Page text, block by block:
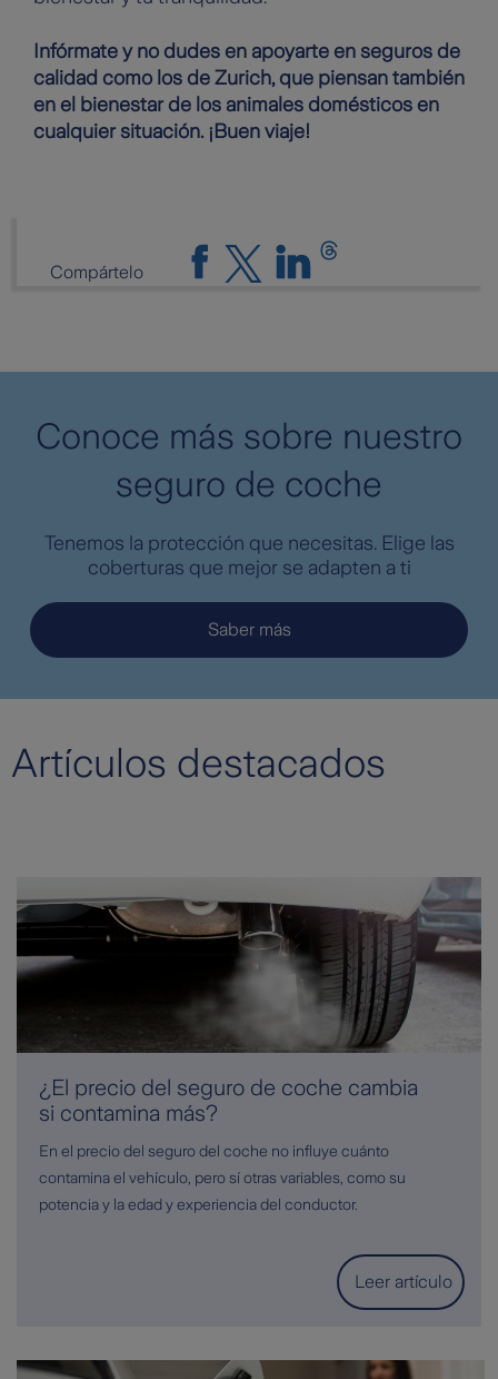
Infórmate y no dudes en apoyarte en seguros de
calidad como los de Zurich, que piensan también
en el bienestar de los animales domésticos en
cualquier situación. ¡Buen viaje!
Compártelo
Conoce más sobre nuestro
seguro de coche
Tenemos la protección que necesitas. Elige las
coberturas que mejor se adapten a ti
Saber más
Artículos destacados
¿El precio del seguro de coche cambia
si contamina más?
En el precio del seguro del coche no influye cuánto
contamina el vehículo, pero sí otras variables, como su
potencia y la edad y experiencia del conductor.
Leer artículo